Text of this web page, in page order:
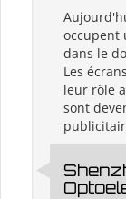
occupent
dans le
Les
leur rôle
sont